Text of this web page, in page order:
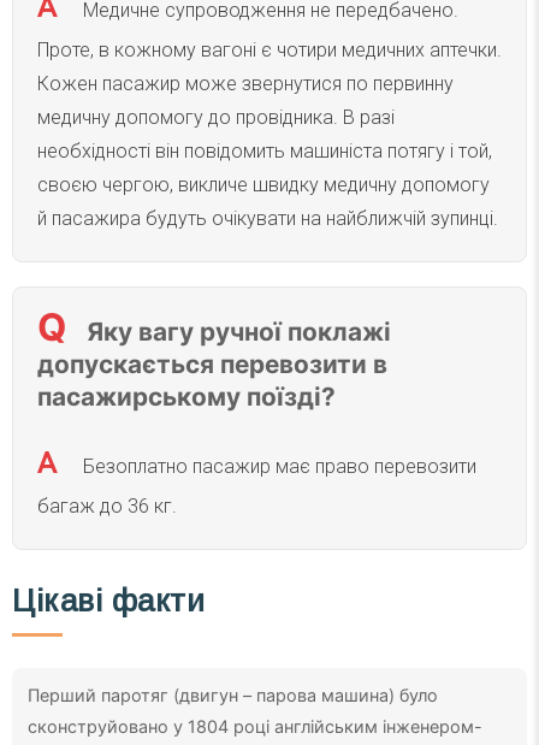
Медичне супроводження не передбачено.
Проте, в кожному вагоні є чотири медичних аптечки.
Кожен пасажир може звернутися по первинну
медичну допомогу до провідника. В разі
необхідності він повідомить машиніста потягу і той,
своєю чергою, викличе швидку медичну допомогу
й пасажира будуть очікувати на найближчій зупинці.
Яку вагу ручної поклажі
допускається перевозити в
пасажирському поїзді?
Безоплатно пасажир має право перевозити
багаж до 36 кг.
Цікаві факти
Перший паротяг (двигун – парова машина) було
сконструйовано у 1804 році англійським інженером-